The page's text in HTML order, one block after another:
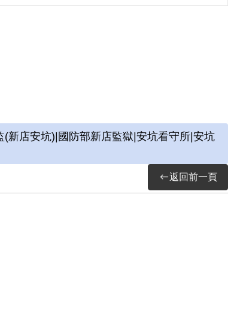
錄》，新北：國家人權博物館，2020。
新店安坑)|國防部新店監獄|安坑看守所|安坑
返回前一頁